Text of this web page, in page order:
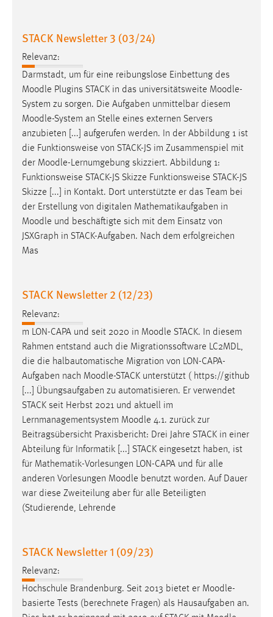
STACK Newsletter 3 (03/24)
Relevanz:
Darmstadt, um für eine reibungslose Einbettung des
Moodle Plugins STACK in das universitätsweite Moodle-
System zu sorgen. Die Aufgaben unmittelbar diesem
Moodle-System an Stelle eines externen Servers
anzubieten [...] aufgerufen werden. In der Abbildung 1 ist
die Funktionsweise von STACK-JS im Zusammenspiel mit
der Moodle-Lernumgebung skizziert. Abbildung 1:
Funktionsweise STACK-JS Skizze Funktionsweise STACK-JS
Skizze [...] in Kontakt. Dort unterstützte er das Team bei
der Erstellung von digitalen Mathematikaufgaben in
Moodle und beschäftigte sich mit dem Einsatz von
JSXGraph in STACK-Aufgaben. Nach dem erfolgreichen
Mas
STACK Newsletter 2 (12/23)
Relevanz:
m LON-CAPA und seit 2020 in Moodle STACK. In diesem
Rahmen entstand auch die Migrationssoftware LC2MDL,
die die halbautomatische Migration von LON-CAPA-
Aufgaben nach Moodle-STACK unterstützt ( https://github
[...] Übungsaufgaben zu automatisieren. Er verwendet
STACK seit Herbst 2021 und aktuell im
Lernmanagementsystem Moodle 4.1. zurück zur
Beitragsübersicht Praxisbericht: Drei Jahre STACK in einer
Abteilung für Informatik [...] STACK eingesetzt haben, ist
für Mathematik-Vorlesungen LON-CAPA und für alle
anderen Vorlesungen Moodle benutzt worden. Auf Dauer
war diese Zweiteilung aber für alle Beteiligten
(Studierende, Lehrende
STACK Newsletter 1 (09/23)
Relevanz:
Hochschule Brandenburg. Seit 2013 bietet er Moodle-
basierte Tests (berechnete Fragen) als Hausaufgaben an.